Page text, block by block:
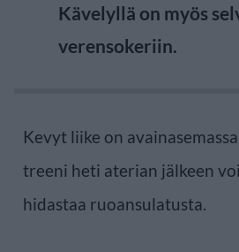
Kävelyllä on myös
verensokeriin.
Kevyt liike on
treeni heti aterian jälkeen
hidastaa ruoansulatusta.